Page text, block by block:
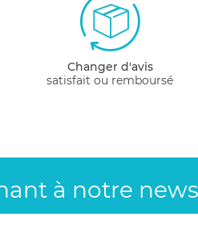
Changer d'avis
satisfait ou remboursé
à notre